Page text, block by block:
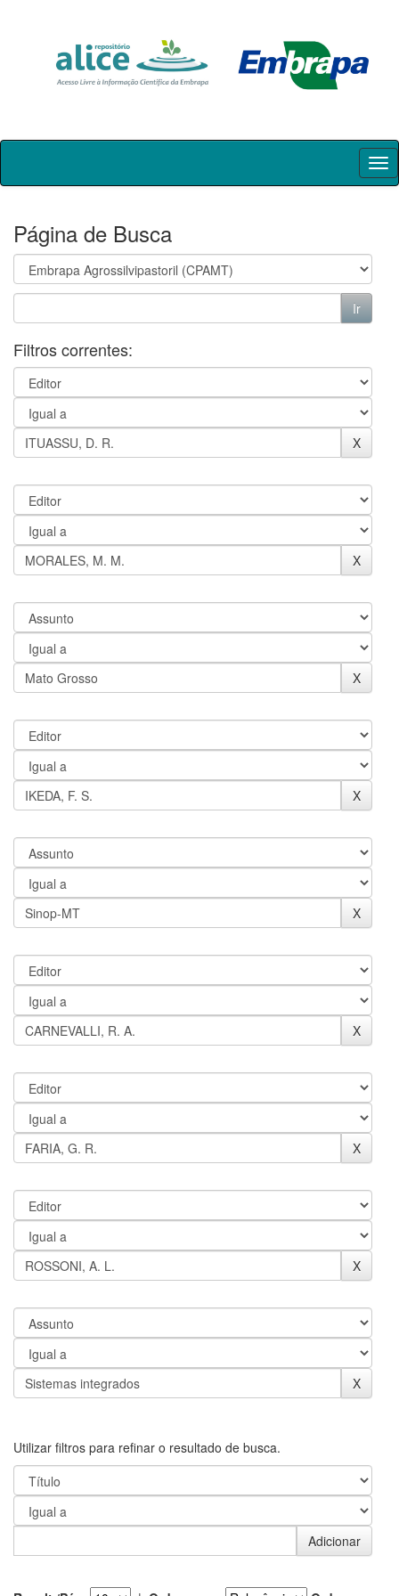
Skip
Página de Busca
Filtros correntes:
Utilizar filtros para refinar o resultado de busca.